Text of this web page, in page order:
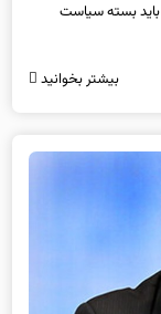
بسته سیاست
بیشتر بخوانید